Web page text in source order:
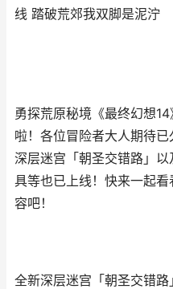
线 踏破荒郊我双脚是泥泞
勇探荒原秘境《最终幻想
啦！各位冒险者大人期待
深层迷宫「朝圣交错路」
具等也已上线！快来一起
容吧！
全新深层迷宫「朝圣交错